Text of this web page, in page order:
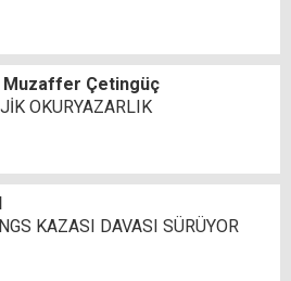
Muzaffer Çetingüç
OKURYAZARLIK
KAZASI DAVASI SÜRÜYOR